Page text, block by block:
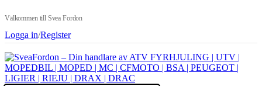
Välkommen till Svea Fordon
Logga in/Register